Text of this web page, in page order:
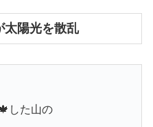
太陽光を散乱
した山の